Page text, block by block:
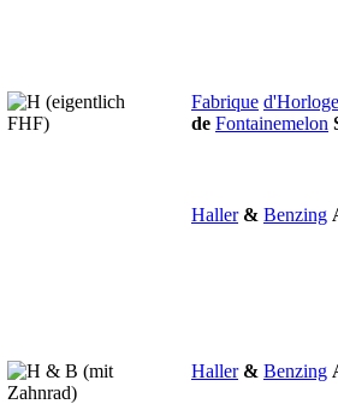
Fabrique
de Fontainemelon
Haller & Benzing
Haller & Benzing